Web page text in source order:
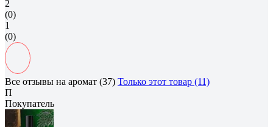
2
(0)
1
(0)
Все отзывы на аромат (37) Только этот товар (11)
П
Покупатель